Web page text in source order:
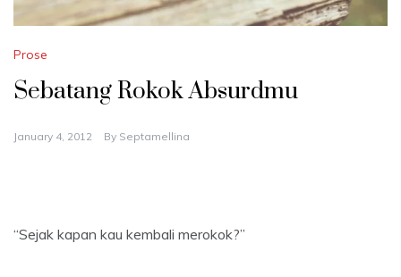
Prose
Sebatang Rokok Absurdmu
January 4, 2012 By Septamellina
“Sejak kapan kau kembali merokok?”